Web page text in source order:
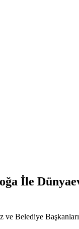
İle
ve Belediye